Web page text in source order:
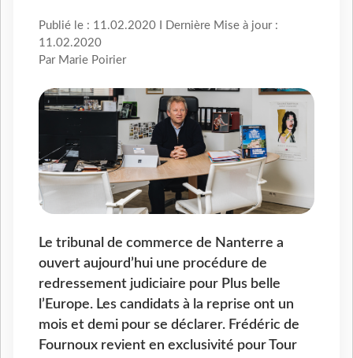
Publié le : 11.02.2020 I Dernière Mise à jour :
11.02.2020
Par Marie Poirier
Le tribunal de commerce de Nanterre a
ouvert aujourd’hui une procédure de
redressement judiciaire pour Plus belle
l’Europe. Les candidats à la reprise ont un
mois et demi pour se déclarer. Frédéric de
Fournoux revient en exclusivité pour Tour